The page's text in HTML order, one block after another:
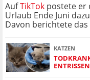
AufTikTok postete er
Urlaub Ende Juni
Davon berichtete
KATZEN